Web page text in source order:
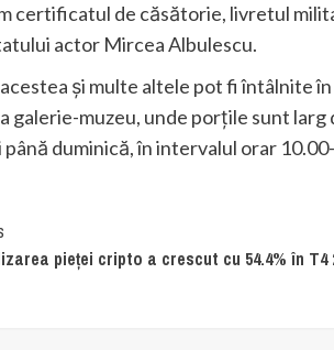
certificatul de căsătorie, livretul
actor Mircea Albulescu.
și multe altele pot fi întâlnite
galerie-muzeu, unde porțile sunt
până duminică, în intervalul orar
pieței cripto a crescut cu 54.4% în T4